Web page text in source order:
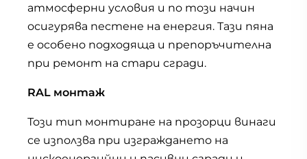
атмосферни условия и по този начин
осигурява пестене на енергия. Тази пяна
е особено подходяща и препоръчителна
при ремонт на стари сгради.
RAL монтаж
Този тип монтиране на прозорци винаги
се използва при изграждането на